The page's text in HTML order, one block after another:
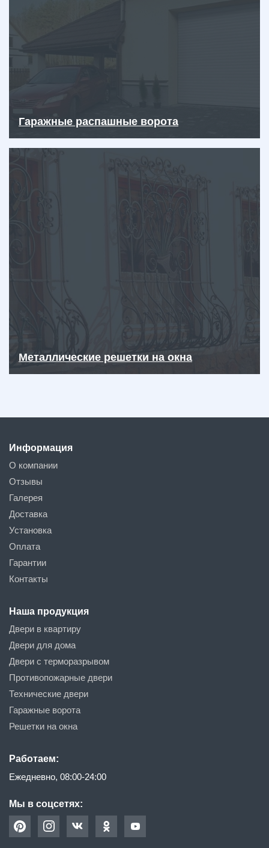
Гаражные распашные ворота
Металлические решетки на окна
Информация
О компании
Отзывы
Галерея
Доставка
Установка
Оплата
Гарантии
Контакты
Наша продукция
Двери в квартиру
Двери для дома
Двери с терморазрывом
Противопожарные двери
Технические двери
Гаражные ворота
Решетки на окна
Работаем:
Ежедневно, 08:00-24:00
Мы в соцсетях: